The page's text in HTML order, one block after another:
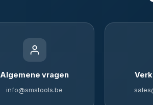
Algemene vragen
info@smstools.be